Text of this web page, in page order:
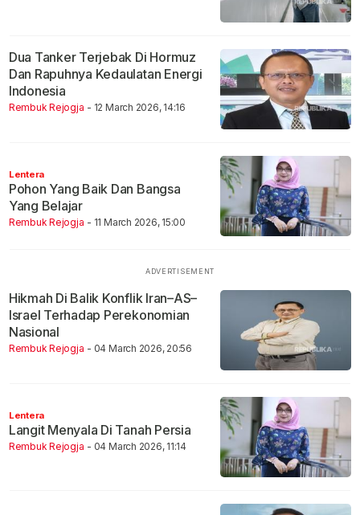
Dua Tanker Terjebak Di Hormuz
Dan Rapuhnya Kedaulatan Energi
Indonesia
Rembuk Rejogja - 12 March 2026, 14:16
Lentera
Pohon Yang Baik Dan Bangsa
Yang Belajar
Rembuk Rejogja - 11 March 2026, 15:00
Hikmah Di Balik Konflik Iran–AS–
Israel Terhadap Perekonomian
Nasional
Rembuk Rejogja - 04 March 2026, 20:56
Lentera
Langit Menyala Di Tanah Persia
Rembuk Rejogja - 04 March 2026, 11:14